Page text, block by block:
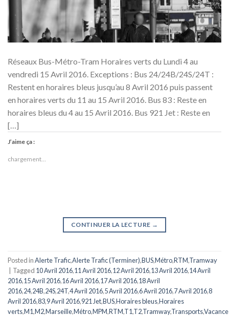
Réseaux Bus-Métro-Tram Horaires verts du Lundi 4 au
vendredi 15 Avril 2016. Exceptions : Bus 24/24B/24S/24T :
Restent en horaires bleus jusqu’au 8 Avril 2016 puis passent
en horaires verts du 11 au 15 Avril 2016. Bus 83 : Reste en
horaires bleus du 4 au 15 Avril 2016. Bus 921 Jet : Reste en
[…]
J’aime ça :
chargement…
CONTINUER LA LECTURE →
Posted inAlerte Trafic,Alerte Trafic (Terminer),BUS,Métro,RTM,Tramway
Tagged 10 Avril 2016,11 Avril 2016,12 Avril 2016,13 Avril 2016,14 Avril
2016,15 Avril 2016,16 Avril 2016,17 Avril 2016,18 Avril
2016,24,24B,24S,24T,4 Avril 2016,5 Avril 2016,6 Avril 2016,7 Avril 2016,8
Avril 2016,83,9 Avril 2016,921 Jet,BUS,Horaires bleus,Horaires
verts,M1,M2,Marseille,Métro,MPM,RTM,T1,T2,Tramway,Transports,